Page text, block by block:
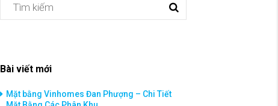
Bài viết mới
Mặt bằng Vinhomes Đan Phượng – Chi Tiết